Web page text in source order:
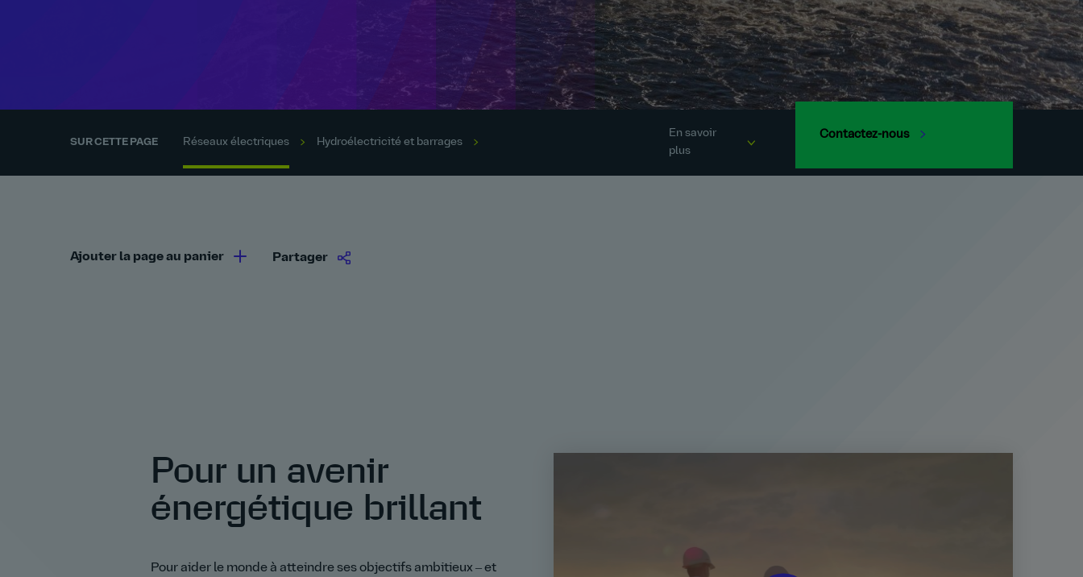
SUR CETTE PAGE Réseaux électriques Hydroélectricité et barrages
En savoir
plus
Ajouter la page au panier Partager
Contactez-nous
Pour un avenir
énergétique brillant
Pour aider le monde à atteindre ses objectifs ambitieux ‒ et